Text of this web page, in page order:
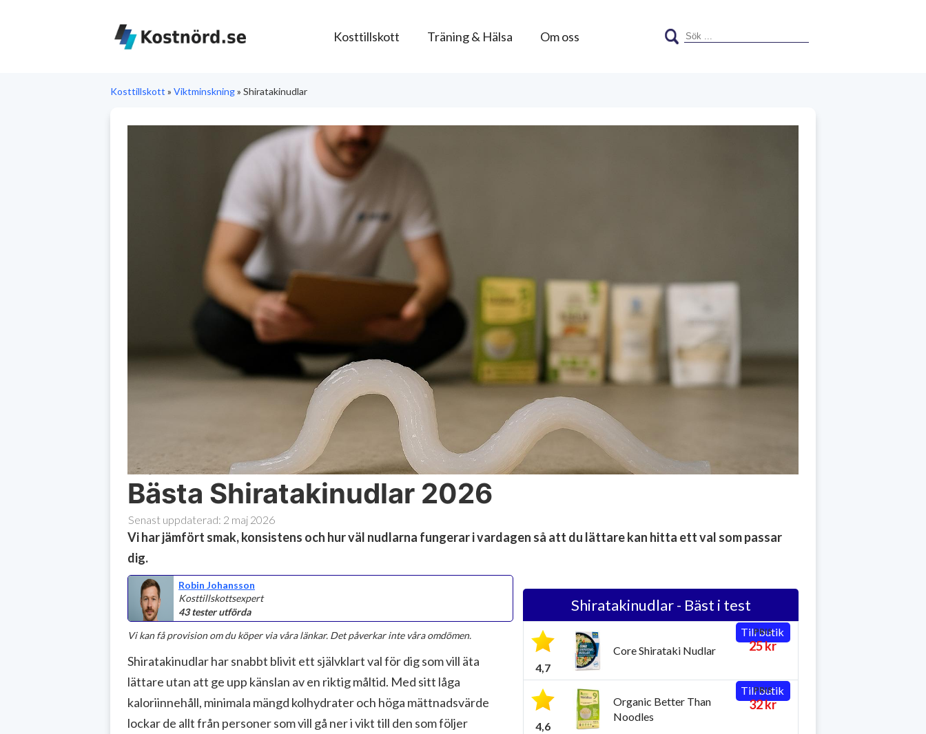
Kosttillskott Träning & Hälsa Om oss
Kosttillskott Viktminskning Shiratakinudlar
Bästa Shiratakinudlar 2026
Senast uppdaterad: 2 maj 2026
Vi har jämfört smak, konsistens och hur väl nudlarna fungerar i vardagen så att du lättare kan hitta ett val som passar
dig.
Robin Johansson
Kosttillskottsexpert
43 tester utförda
Vi kan få provision om du köper via våra länkar. Det påverkar inte våra omdömen.
Shiratakinudlar - Bäst i test
4,7
Core Shirataki Nudlar
PRIS
25 kr
Till butik
4,6
Organic Better Than
Noodles
PRIS
32 kr
Till butik
Shiratakinudlar har snabbt blivit ett självklart val för dig som vill äta
lättare utan att ge upp känslan av en riktig måltid. Med sitt låga
kaloriinnehåll, minimala mängd kolhydrater och höga mättnadsvärde
lockar de allt från personer som vill gå ner i vikt till den som följer